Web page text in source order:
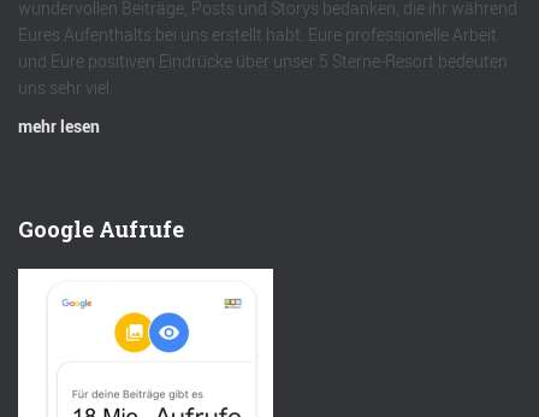
wundervollen Beiträge, Posts und Storys bedanken, die ihr während
Eures Aufenthalts bei uns erstellt habt. Eure professionelle Arbeit
und Eure positiven Eindrücke über unser 5 Sterne-Resort bedeuten
uns sehr viel.
mehr lesen
Google Aufrufe